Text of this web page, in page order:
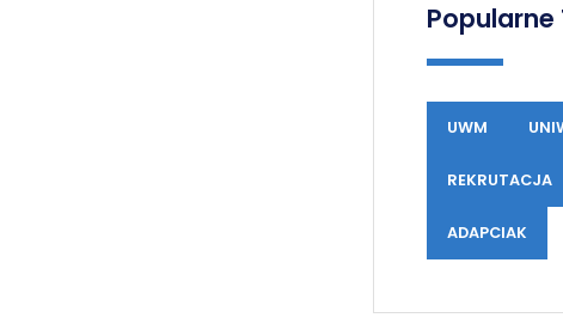
Popularne
UWM
REKRUTACJA
ADAPCIAK